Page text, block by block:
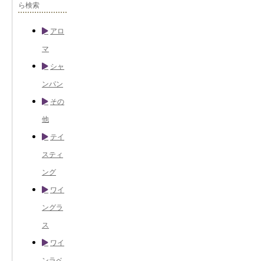
ら検索
アロ
マ
シャ
ンパン
その
他
テイ
スティ
ング
ワイ
ングラ
ス
ワイ